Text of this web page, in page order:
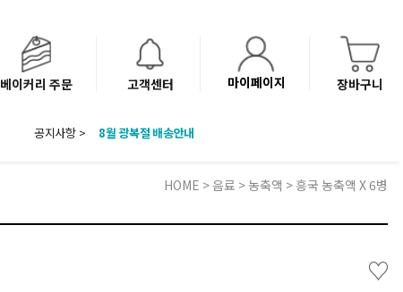
베이커리 주문 고객센터 마이페이지 장바구니
공지사항 >
'NEW 바이브믹스 or 바리스타시럽 1종' 체험단 발표
HOME >음료 > 농축액 > 흥국 농축액 X 6병
♡